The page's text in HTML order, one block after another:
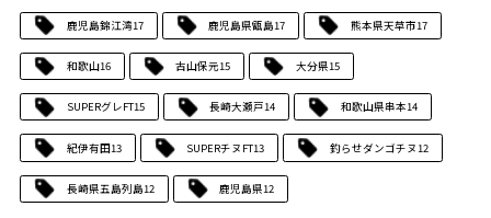
鹿児島錦江湾17 鹿児島県甑島17 熊本県天草市17
和歌山16 古山保元15 大分県15
SUPERグレFT15 長崎大瀬戸14 和歌山県串本14
紀伊有田13 SUPERチヌFT13 釣らせダンゴチヌ 12
長崎県五島列島12 鹿児島県12